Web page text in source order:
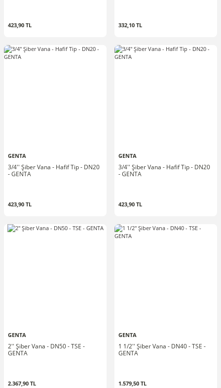
423,90 TL 332,10 TL
GENTA
3/4'' Şiber Vana - Hafif Tip - DN20
- GENTA
423,90 TL
GENTA
3/4'' Şiber Vana - Hafif Tip - DN20
- GENTA
423,90 TL
GENTA
2'' Şiber Vana - DN50 - TSE -
GENTA
2.367,90 TL
GENTA
1 1/2'' Şiber Vana - DN40 - TSE -
GENTA
1.579,50 TL